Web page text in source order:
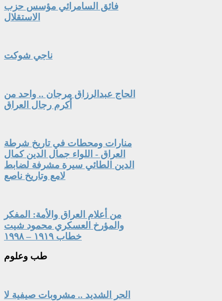
فائق السامرائي مؤسس حزب
الاستقلال
ناجي شوكت
الحاج عبدالرزاق مرجان .. واحد من
أكرم رجال العراق
منارات ومحطات في تاريخ شرطة
العراق - اللواء جمال الدين كمال
الدين الطائي سيرة مشرفة لضابط
لامع وتاريخ ناصع
من أعلام العراق والأمة: المفكر
والمؤرخ العسكري محمود شيت
خطاب ١٩١٩ – ١٩٩٨
طب وعلوم
الحر الشديد .. مشروبات صيفية لا